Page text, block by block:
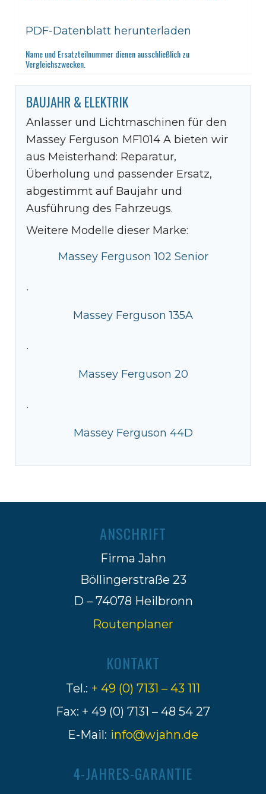
PDF-Datenblatt herunterladen
Name und Ersatzteilnummer dienen ausschließlich zu
Vergleichszwecken.
BAUJAHR & ELEKTRIK
Anlasser und Lichtmaschinen für den
Massey Ferguson MF1014 A bieten wir
aus Meisterhand: Reparatur,
Überholung und passender Ersatz,
abgestimmt auf Baujahr und
Ausführung des Fahrzeugs.
Weitere Modelle dieser Marke:
Massey Ferguson 102 Senior
·
Massey Ferguson 135A
·
Massey Ferguson 20
·
Massey Ferguson 44D
ANSCHRIFT
Firma Jahn
Böllingerstraße 23
D – 74078 Heilbronn
Routenplaner
KONTAKT
Tel.: + 49 (0) 7131 – 43 111
Fax: + 49 (0) 7131 – 48 54 27
E-Mail: info@wjahn.de
4-JAHRES-GARANTIE